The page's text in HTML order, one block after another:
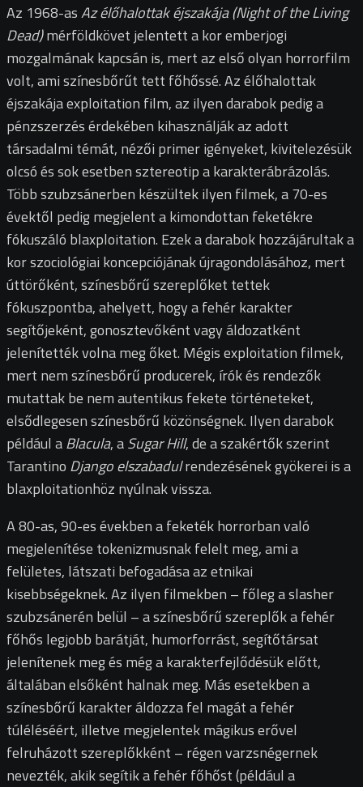
Az 1968-asAz élőhalottak éjszakája (Night of the Living
Dead)mérföldkövet jelentett a kor emberjogi
mozgalmának kapcsán is, mert az első olyan horrorfilm
volt, ami színesbőrűt tett főhőssé. Az élőhalottak
éjszakája exploitation film, az ilyen darabok pedig a
pénzszerzés érdekében kihasználják az adott
társadalmi témát, nézői primer igényeket, kivitelezésük
olcsó és sok esetben sztereotip a karakterábrázolás.
Több szubzsánerben készültek ilyen filmek, a 70-es
évektől pedig megjelent a kimondottan feketékre
fókuszáló blaxploitation. Ezek a darabok hozzájárultak a
kor szociológiai koncepciójának újragondolásához, mert
úttörőként, színesbőrű szereplőket tettek
fókuszpontba, ahelyett, hogy a fehér karakter
segítőjeként, gonosztevőként vagy áldozatként
jelenítették volna meg őket. Mégis exploitation filmek,
mert nem színesbőrű producerek, írók és rendezők
mutattak be nem autentikus fekete történeteket,
elsődlegesen színesbőrű közönségnek. Ilyen darabok
például aBlacula, aSugar Hill, de a szakértők szerint
Tarantino Django elszabadulrendezésének gyökerei is a
blaxploitationhöz nyúlnak vissza.
A 80-as, 90-es években a feketék horrorban való
megjelenítése tokenizmusnak felelt meg, ami a
felületes, látszati befogadása az etnikai
kisebbségeknek. Az ilyen filmekben – főleg a slasher
szubzsánerén belül – a színesbőrű szereplők a fehér
főhős legjobb barátját, humorforrást, segítőtársat
jelenítenek meg és még a karakterfejlődésük előtt,
általában elsőként halnak meg. Más esetekben a
színesbőrű karakter áldozza fel magát a fehér
túléléséért, illetve megjelentek mágikus erővel
felruházott szereplőkként – régen varzsnégernek
nevezték, akik segítik a fehér főhőst (például a